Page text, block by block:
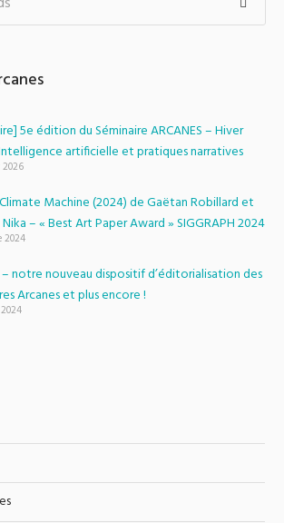
5e édition du Séminaire ARCANES – Hiver
artificielle et pratiques narratives
Machine (2024) de Gaëtan Robillard et
– « Best Art Paper Award » SIGGRAPH 2024
2024
– notre nouveau dispositif d’éditorialisation des
Arcanes et plus encore !